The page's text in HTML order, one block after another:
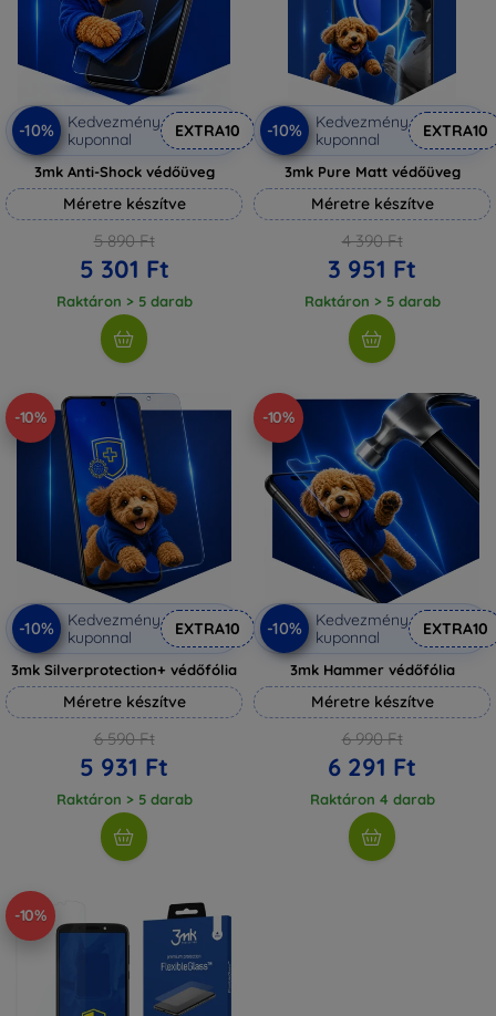
-10%
Kedvezmény
kuponnal
EXTRA10
3mk Anti-Shock védőüveg
Méretre készítve
5 890 Ft
5 301 Ft
Raktáron > 5 darab
-10%
Kedvezmény
kuponnal
EXTRA10
3mk Pure Matt védőüveg
Méretre készítve
4 390 Ft
3 951 Ft
Raktáron > 5 darab
-10%
-10%
Kedvezmény
kuponnal
EXTRA10
3mk Silverprotection+ védőfólia
Méretre készítve
6 590 Ft
5 931 Ft
Raktáron > 5 darab
-10%
-10%
Kedvezmény
kuponnal
EXTRA10
3mk Hammer védőfólia
Méretre készítve
6 990 Ft
6 291 Ft
Raktáron 4 darab
-10%